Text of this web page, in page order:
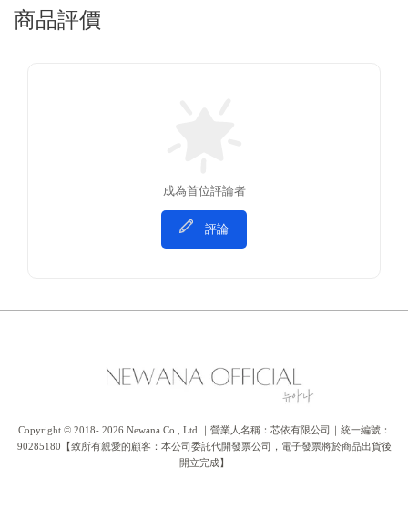
商品評價
成為首位評論者
評論
Copyright © 2018- 2026 Newana Co., Ltd.｜營業人名稱：芯依有限公司｜統一編號：
90285180【致所有親愛的顧客：本公司委託代開發票公司，電子發票將於商品出貨後
開立完成】